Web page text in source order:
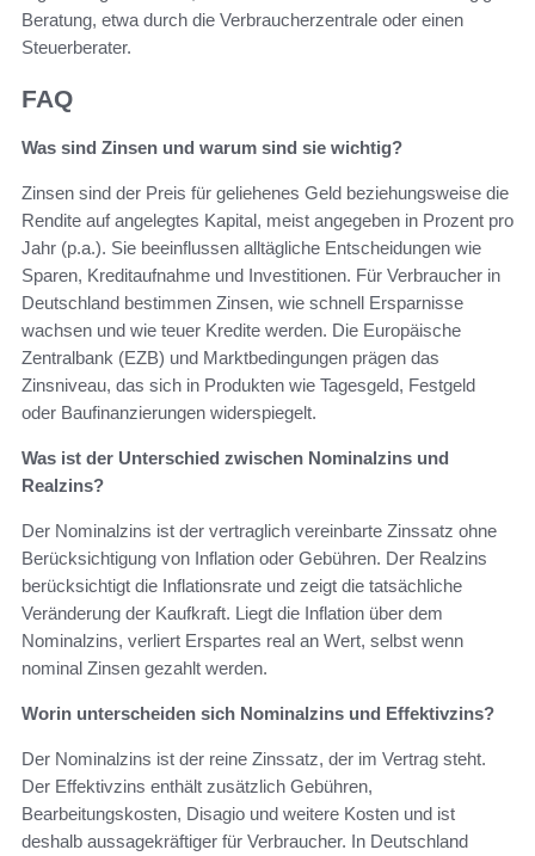
Beratung, etwa durch die Verbraucherzentrale oder einen
Steuerberater.
FAQ
Was sind Zinsen und warum sind sie wichtig?
Zinsen sind der Preis für geliehenes Geld beziehungsweise die
Rendite auf angelegtes Kapital, meist angegeben in Prozent pro
Jahr (p.a.). Sie beeinflussen alltägliche Entscheidungen wie
Sparen, Kreditaufnahme und Investitionen. Für Verbraucher in
Deutschland bestimmen Zinsen, wie schnell Ersparnisse
wachsen und wie teuer Kredite werden. Die Europäische
Zentralbank (EZB) und Marktbedingungen prägen das
Zinsniveau, das sich in Produkten wie Tagesgeld, Festgeld
oder Baufinanzierungen widerspiegelt.
Was ist der Unterschied zwischen Nominalzins und
Realzins?
Der Nominalzins ist der vertraglich vereinbarte Zinssatz ohne
Berücksichtigung von Inflation oder Gebühren. Der Realzins
berücksichtigt die Inflationsrate und zeigt die tatsächliche
Veränderung der Kaufkraft. Liegt die Inflation über dem
Nominalzins, verliert Erspartes real an Wert, selbst wenn
nominal Zinsen gezahlt werden.
Worin unterscheiden sich Nominalzins und Effektivzins?
Der Nominalzins ist der reine Zinssatz, der im Vertrag steht.
Der Effektivzins enthält zusätzlich Gebühren,
Bearbeitungskosten, Disagio und weitere Kosten und ist
deshalb aussagekräftiger für Verbraucher. In Deutschland